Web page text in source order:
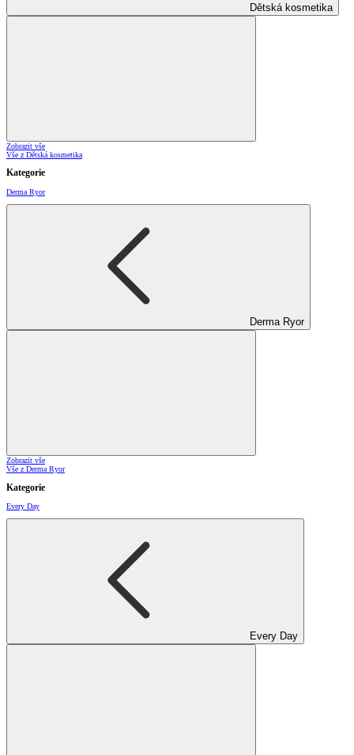
Dětská kosmetika
Zobrazit vše
Vše z Dětská kosmetika
Kategorie
Derma Ryor
Derma Ryor
Zobrazit vše
Vše z Derma Ryor
Kategorie
Every Day
Every Day